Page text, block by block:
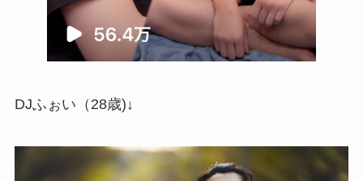
DJふぉい（28歳)↓